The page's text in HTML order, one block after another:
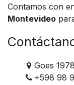
Contamos con
Montevideo
Goes
+598 98